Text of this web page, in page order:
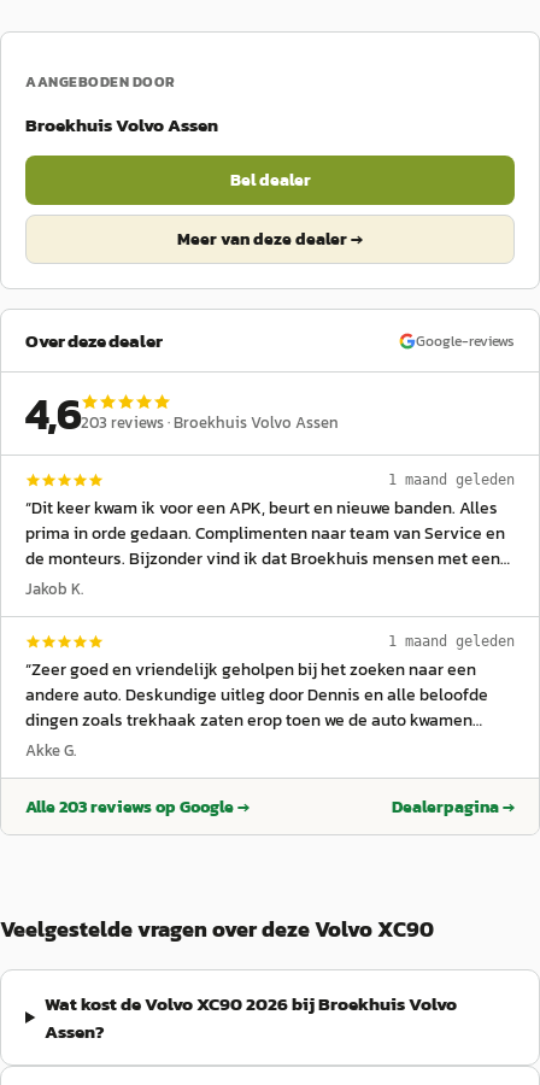
AANGEBODEN DOOR
Broekhuis Volvo Assen
Bel dealer
Meer van deze dealer →
Over deze dealer Google-reviews
4,6203 reviews ·Broekhuis Volvo Assen
1 maand geleden
“Dit keer kwam ik voor een APK, beurt en nieuwe banden. Alles
prima in orde gedaan. Complimenten naar team van Service en
de monteurs. Bijzonder vind ik dat Broekhuis mensen met een
taalachterstand begeleiden tijdens het werk. Wat mij betreft
Jakob K.
1 maand geleden
“Zeer goed en vriendelijk geholpen bij het zoeken naar een
andere auto. Deskundige uitleg door Dennis en alle beloofde
dingen zoals trekhaak zaten erop toen we de auto kwamen
halen. Top een aanrader voor Volvo liefhebbers
Akke G.
Alle203reviews op Google → Dealerpagina →
Veelgestelde vragen over deze Volvo XC90
Wat kost de Volvo XC90 2026 bij Broekhuis Volvo
Assen?